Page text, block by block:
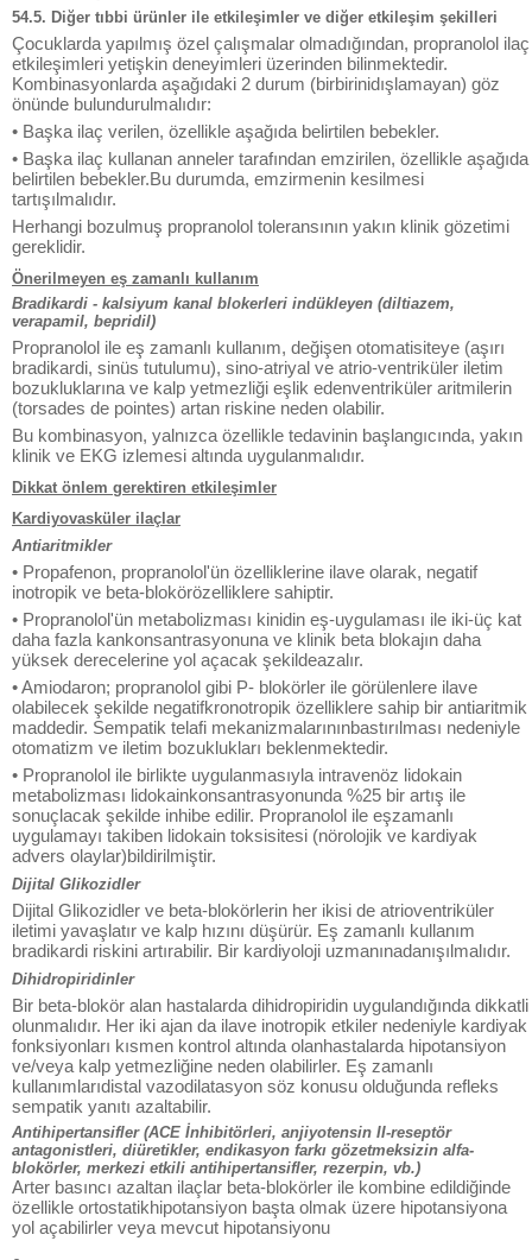
54.5. Diğer tıbbi ürünler ile etkileşimler ve diğer etkileşim şekilleri
Çocuklarda yapılmış özel çalışmalar olmadığından, propranolol ilaç
etkileşimleri yetişkin deneyimleri üzerinden bilinmektedir.
Kombinasyonlarda aşağıdaki 2 durum (birbirinidışlamayan) göz
önünde bulundurulmalıdır:
• Başka ilaç verilen, özellikle aşağıda belirtilen bebekler.
• Başka ilaç kullanan anneler tarafından emzirilen, özellikle aşağıda
belirtilen bebekler.Bu durumda, emzirmenin kesilmesi
tartışılmalıdır.
Herhangi bozulmuş propranolol toleransının yakın klinik gözetimi
gereklidir.
Önerilmeyen eş zamanlı kullanım
Bradikardi - kalsiyum kanal blokerleri indükleyen (diltiazem,
verapamil, bepridil)
Propranolol ile eş zamanlı kullanım, değişen otomatisiteye (aşırı
bradikardi, sinüs tutulumu), sino-atriyal ve atrio-ventriküler iletim
bozukluklarına ve kalp yetmezliği eşlik edenventriküler aritmilerin
(torsades de pointes) artan riskine neden olabilir.
Bu kombinasyon, yalnızca özellikle tedavinin başlangıcında, yakın
klinik ve EKG izlemesi altında uygulanmalıdır.
Dikkat önlem gerektiren etkileşimler
Kardiyovasküler ilaçlar
Antiaritmikler
• Propafenon, propranolol'ün özelliklerine ilave olarak, negatif
inotropik ve beta-blokörözelliklere sahiptir.
• Propranolol'ün metabolizması kinidin eş-uygulaması ile iki-üç kat
daha fazla kankonsantrasyonuna ve klinik beta blokajın daha
yüksek derecelerine yol açacak şekildeazalır.
• Amiodaron; propranolol gibi P- blokörler ile görülenlere ilave
olabilecek şekilde negatifkronotropik özelliklere sahip bir antiaritmik
maddedir. Sempatik telafi mekanizmalarınınbastırılması nedeniyle
otomatizm ve iletim bozuklukları beklenmektedir.
• Propranolol ile birlikte uygulanmasıyla intravenöz lidokain
metabolizması lidokainkonsantrasyonunda %25 bir artış ile
sonuçlacak şekilde inhibe edilir. Propranolol ile eşzamanlı
uygulamayı takiben lidokain toksisitesi (nörolojik ve kardiyak
advers olaylar)bildirilmiştir.
Dijital Glikozidler
Dijital Glikozidler ve beta-blokörlerin her ikisi de atrioventriküler
iletimi yavaşlatır ve kalp hızını düşürür. Eş zamanlı kullanım
bradikardi riskini artırabilir. Bir kardiyoloji uzmanınadanışılmalıdır.
Dihidropiridinler
Bir beta-blokör alan hastalarda dihidropiridin uygulandığında dikkatli
olunmalıdır. Her iki ajan da ilave inotropik etkiler nedeniyle kardiyak
fonksiyonları kısmen kontrol altında olanhastalarda hipotansiyon
ve/veya kalp yetmezliğine neden olabilirler. Eş zamanlı
kullanımlarıdistal vazodilatasyon söz konusu olduğunda refleks
sempatik yanıtı azaltabilir.
Antihipertansifler (ACE İnhibitörleri, anjiyotensin II-reseptör
antagonistleri, diüretikler, endikasyon farkı gözetmeksizin alfa-
blokörler, merkezi etkili antihipertansifler, rezerpin, vb.)
Arter basıncı azaltan ilaçlar beta-blokörler ile kombine edildiğinde
özellikle ortostatikhipotansiyon başta olmak üzere hipotansiyona
yol açabilirler veya mevcut hipotansiyonu